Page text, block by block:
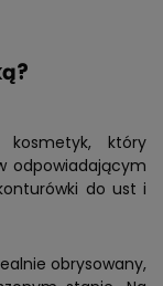
kosmetyk, który
odpowiadającym
do ust i
obrysowany,